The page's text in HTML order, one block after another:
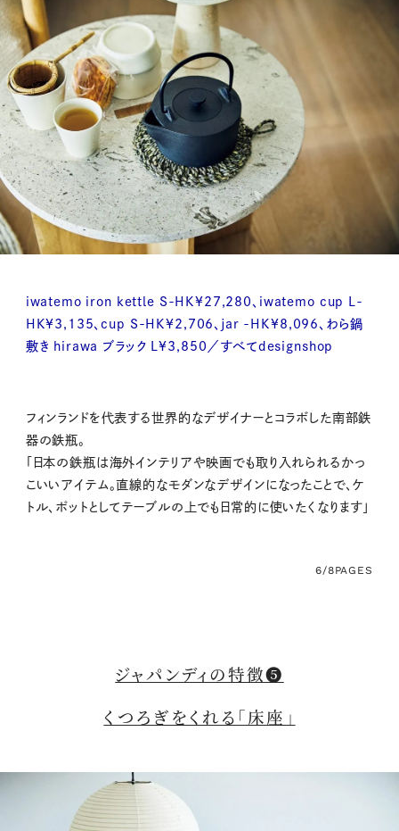
iwatemo iron kettle S-HK¥27,280、iwatemo cup L-
HK¥3,135、cup S-HK¥2,706、jar -HK¥8,096、わら鍋
敷き hirawa ブラック L¥3,850／すべてdesignshop
フィンランドを代表する世界的なデザイナーとコラボした南部鉄
器の鉄瓶。
「日本の鉄瓶は海外インテリアや映画でも取り入れられるかっ
こいいアイテム。直線的なモダンなデザインになったことで、ケ
トル、ポットとしてテーブルの上でも日常的に使いたくなります」
6/8PAGES
ジャパンディの特徴❺
くつろぎをくれる「床座」